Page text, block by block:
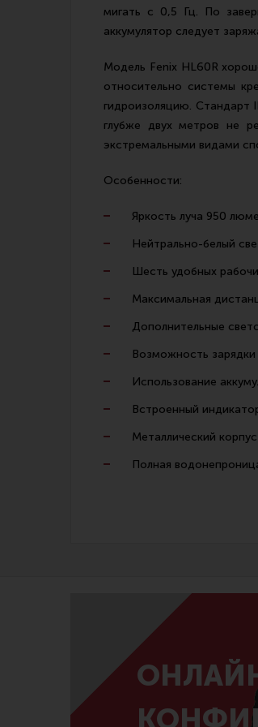
мигать с 0,5 Гц. По
аккумулятор следует
Модель Fenix HL60R
относительно системы
гидроизоляцию. Стандарт
глубже двух метров не
экстремальными видами
Особенности:
Яркость луча 950
Нейтрально-белый
Шесть удобных
Максимальная
Дополнительные
Возможность зарядки
Использование
Встроенный
Металлический корпус
Полная